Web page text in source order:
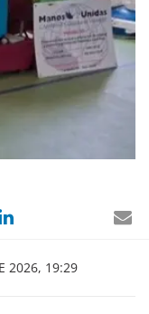
2026, 19:29